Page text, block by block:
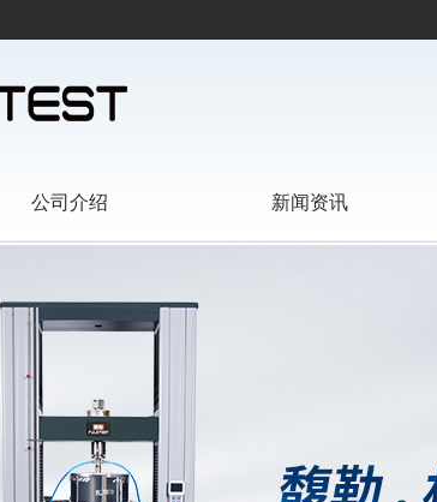
公司介绍 新闻资讯